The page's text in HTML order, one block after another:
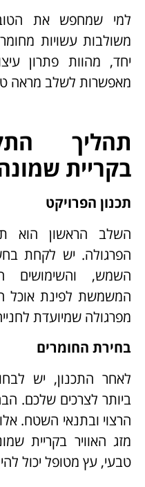
למי שמחפש את
משולבות עשויות
יחד, מהוות פתרון
מאפשרות לשלב מראה
תהליך
בקריית
תכנון הפרויקט
השלב הראשון הוא
הפרגולה. יש לקחת
השמש, והשימושים
המשמשת לפינת אוכל
מפרגולה שמיועדת
בחירת החומרים
לאחר התכנון, יש
ביותר לצרכים שלכם.
הרצוי ובתנאי השטח.
מזג האוויר בקריית
טבעי, עץ מטופל יכול